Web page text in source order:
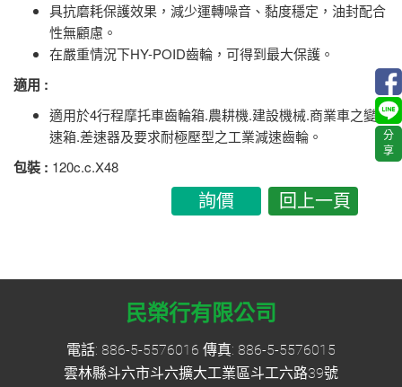
分
享
具抗磨耗保護效果，減少運轉噪音、黏度穩定，油封配合
性無顧慮。
在嚴重情況下HY-POID齒輪，可得到最大保護。
適用 :
適用於4行程摩托車齒輪箱.農耕機.建設機械.商業車之變
速箱.差速器及要求耐極壓型之工業減速齒輪。
包裝 : 120c.c.X48
詢價 回上一頁
民榮行有限公司
電話: 886-5-5576016 傳真: 886-5-5576015
雲林縣斗六市斗六擴大工業區斗工六路39號